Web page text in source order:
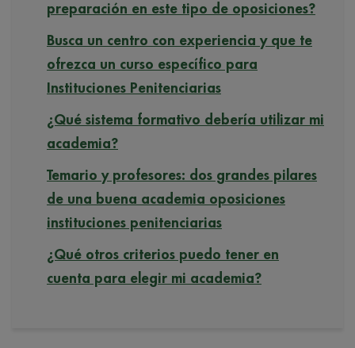
preparación en este tipo de oposiciones?
Busca un centro con experiencia y que te
ofrezca un curso específico para
Instituciones Penitenciarias
¿Qué sistema formativo debería utilizar mi
academia?
Temario y profesores: dos grandes pilares
de una buena academia oposiciones
instituciones penitenciarias
¿Qué otros criterios puedo tener en
cuenta para elegir mi academia?